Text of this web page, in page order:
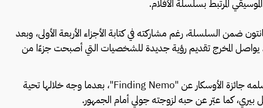
المرتبط بسلسلة الأفلام.
يخرجه ستانتون ضمن السلسلة، رغم مشاركته في كتابة الأجزاء الأربعة الأولى، وبعد
يواصل المخرج تقديم رؤية جديدة للشخصيات التي أصبحت جزءًا من
وانتشرت على نطاق واسع كلمته خلال تسلمه جائزة الأوسكار عن "Finding Nemo"، بعدما وجه خلالها تحية
بيري، كما عبّر عن حبه لزوجته جولي أمام الجمهور.